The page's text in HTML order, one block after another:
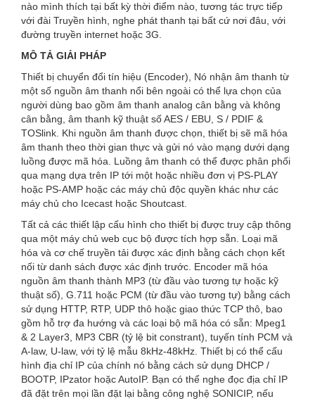
nào mình thích tại bất kỳ thời điểm nào, tương tác trực tiếp
với đài Truyền hình, nghe phát thanh tại bất cứ nơi đâu, với
đường truyền internet hoặc 3G.
MÔ TẢ GIẢI PHÁP
Thiết bị chuyển đổi tín hiệu (Encoder), Nó nhận âm thanh từ
một số nguồn âm thanh nổi bên ngoài có thể lựa chọn của
người dùng bao gồm âm thanh analog cân bằng và không
cân bằng, âm thanh kỹ thuật số AES / EBU, S / PDIF &
TOSlink. Khi nguồn âm thanh được chọn, thiết bị sẽ mã hóa
âm thanh theo thời gian thực và gửi nó vào mạng dưới dạng
luồng được mã hóa. Luồng âm thanh có thể được phân phối
qua mạng dựa trên IP tới một hoặc nhiều đơn vị PS-PLAY
hoặc PS-AMP hoặc các máy chủ độc quyền khác như các
máy chủ cho Icecast hoặc Shoutcast.
Tất cả các thiết lập cấu hình cho thiết bị được truy cập thông
qua một máy chủ web cục bộ được tích hợp sẵn. Loại mã
hóa và cơ chế truyền tải được xác định bằng cách chọn kết
nối từ danh sách được xác định trước. Encoder mã hóa
nguồn âm thanh thành MP3 (từ đầu vào tương tự hoặc kỹ
thuật số), G.711 hoặc PCM (từ đầu vào tương tự) bằng cách
sử dụng HTTP, RTP, UDP thô hoặc giao thức TCP thô, bao
gồm hỗ trợ đa hướng và các loại bộ mã hóa có sẵn: Mpeg1
& 2 Layer3, MP3 CBR (tỷ lệ bit constrant), tuyến tính PCM và
A-law, U-law, với tỷ lệ mẫu 8kHz-48kHz. Thiết bị có thể cấu
hình địa chỉ IP của chính nó bằng cách sử dụng DHCP /
BOOTP, IPzator hoặc AutoIP. Bạn có thể nghe đọc địa chỉ IP
đã đặt trên mọi lần đặt lại bằng công nghệ SONICIP, nếu